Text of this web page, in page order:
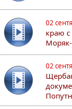
02
краю
02